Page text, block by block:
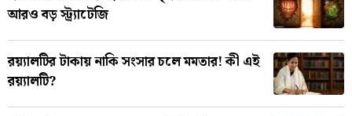
আরও বড় স্ট্র্যাটেজি
রয়্যালটির টাকায় নাকি সংসার চলে মমতার! কী এই
রয়্যালটি?